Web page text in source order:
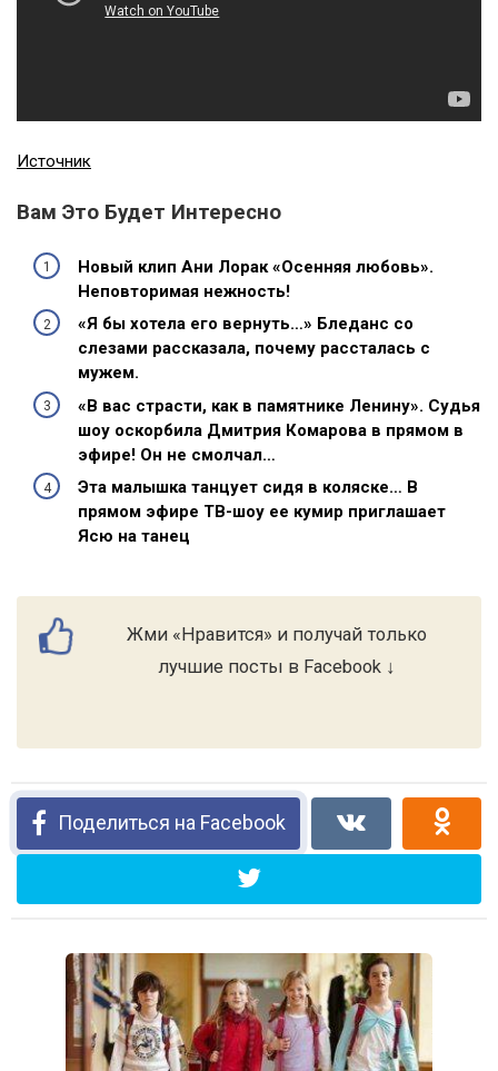
Источник
Вам Это Будет Интересно
Новый клип Ани Лорак «Осенняя любовь».
Неповторимая нежность!
«Я бы хотела его вернуть…» Бледанс со
слезами рассказала, почему рассталась с
мужем.
«В вас страсти, как в памятнике Ленину». Судья
шоу оскорбила Дмитрия Комарова в прямом в
эфире! Он не смолчал…
Эта малышка танцует сидя в коляске… В
прямом эфире ТВ-шоу ее кумир приглашает
Ясю на танец
Жми «Нравится» и получай только
лучшие посты в Facebook ↓
Поделиться на Facebook